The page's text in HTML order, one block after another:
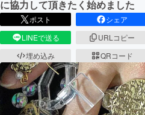
に協力して頂きたく始めました
ポスト
シェア
LINEで送る
URLコピー
埋め込み
QRコード